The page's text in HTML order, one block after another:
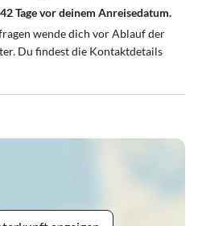
Tage vor deinem Anreisedatum.
wende dich vor Ablauf der
Du findest die Kontaktdetails